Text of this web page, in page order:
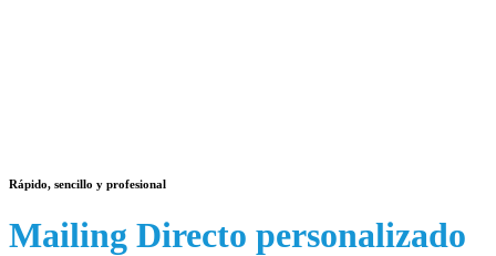
Rápido, sencillo y profesional
Mailing Directo personalizado